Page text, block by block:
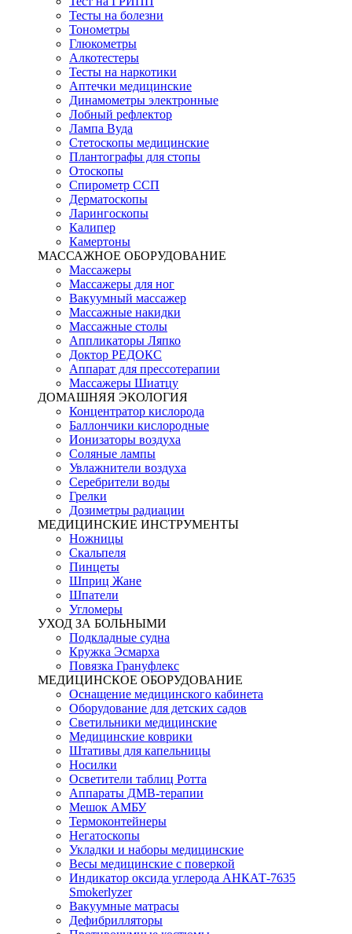
Тесты на болезни
Тонометры
Глюкометры
Алкотестеры
Тесты на наркотики
Аптечки медицинские
Динамометры электронные
Лобный рефлектор
Лампа Вуда
Стетоскопы медицинские
Плантографы для стопы
Отоскопы
Спирометр ССП
Дерматоскопы
Ларингоскопы
Калипер
Камертоны
МАССАЖНОЕ ОБОРУДОВАНИЕ
Массажеры
Массажеры для ног
Вакуумный массажер
Массажные накидки
Массажные столы
Аппликаторы Ляпко
Доктор РЕДОКС
Аппарат для прессотерапии
Массажеры Шиатцу
ДОМАШНЯЯ ЭКОЛОГИЯ
Концентратор кислорода
Баллончики кислородные
Ионизаторы воздуха
Соляные лампы
Увлажнители воздуха
Серебрители воды
Грелки
Дозиметры радиации
МЕДИЦИНСКИЕ ИНСТРУМЕНТЫ
Ножницы
Скальпеля
Пинцеты
Шприц Жане
Шпатели
Угломеры
УХОД ЗА БОЛЬНЫМИ
Подкладные судна
Кружка Эсмарха
Повязка Грануфлекс
МЕДИЦИНСКОЕ ОБОРУДОВАНИЕ
Оснащение медицинского кабинета
Оборудование для детских садов
Светильники медицинские
Медицинские коврики
Штативы для капельницы
Носилки
Осветители таблиц Ротта
Аппараты ДМВ-терапии
Мешок АМБУ
Термоконтейнеры
Негатоскопы
Укладки и наборы медицинские
Весы медицинские с поверкой
Индикатор оксида углерода АНКАТ-7635
Smokerlyzer
Вакуумные матрасы
Дефибрилляторы